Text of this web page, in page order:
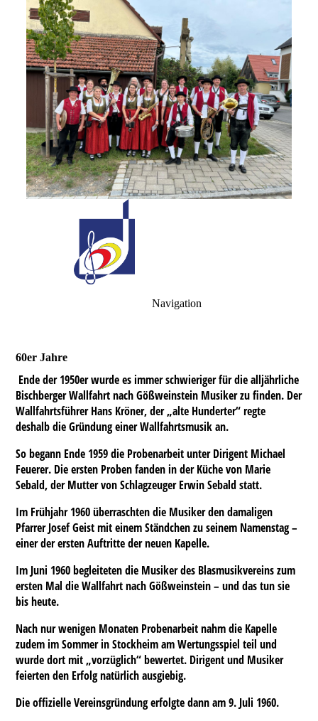
Ihr Ti Danke!
Navigation
60er Jahre
Ende der 1950er wurde es immer schwieriger für die alljährliche
Bischberger Wallfahrt nach Gößweinstein Musiker zu finden. Der
Wallfahrtsführer Hans Kröner, der „alte Hunderter“ regte
deshalb die Gründung einer Wallfahrtsmusik an.
So begann Ende 1959 die Probenarbeit unter Dirigent Michael
Feuerer. Die ersten Proben fanden in der Küche von Marie
Sebald, der Mutter von Schlagzeuger Erwin Sebald statt.
Im Frühjahr 1960 überraschten die Musiker den damaligen
Pfarrer Josef Geist mit einem Ständchen zu seinem Namenstag –
einer der ersten Auftritte der neuen Kapelle.
Im Juni 1960 begleiteten die Musiker des Blasmusikvereins zum
ersten Mal die Wallfahrt nach Gößweinstein – und das tun sie
bis heute.
Nach nur wenigen Monaten Probenarbeit nahm die Kapelle
zudem im Sommer in Stockheim am Wertungsspiel teil und
wurde dort mit „vorzüglich“ bewertet. Dirigent und Musiker
feierten den Erfolg natürlich ausgiebig.
Die offizielle Vereinsgründung erfolgte dann am 9. Juli 1960.